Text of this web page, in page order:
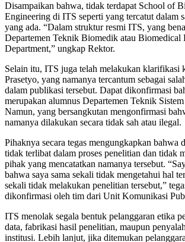
Disampaikan bahwa, tidak terdapat School of
Engineering di ITS seperti yang tercatut dalam
yang ada. “Dalam struktur resmi ITS, yang
Departemen Teknik Biomedik atau Biomedical
Department,” ungkap Rektor.
Selain itu, ITS juga telah melakukan klarifikasi
Prasetyo, yang namanya tercantum sebagai
dalam publikasi tersebut. Dapat dikonfirmasi
merupakan alumnus Departemen Teknik
Namun, yang bersangkutan mengonfirmasi
namanya dilakukan secara tidak sah atau ilegal.
Pihaknya secara tegas mengungkapkan bahwa
tidak terlibat dalam proses penelitian dan tidak
pihak yang mencatatkan namanya tersebut.
bahwa saya sama sekali tidak mengetahui hal
sekali tidak melakukan penelitian tersebut,”
dikonfirmasi oleh tim dari Unit Komunikasi
ITS menolak segala bentuk pelanggaran etika
data, fabrikasi hasil penelitian, maupun
institusi. Lebih lanjut, jika ditemukan